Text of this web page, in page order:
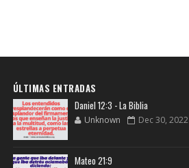
ÚLTIMAS ENTRADAS
Daniel 12:3 - La Biblia
Unknown Dec 30, 2022
Mateo 21:9